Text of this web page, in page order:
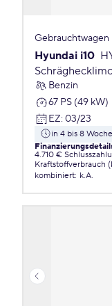
Gebrauchtwagen
Hyundai i10
Benzin
67 PS (49 kW)
EZ: 03/23
in 4 bis 8
4.710 €
Kraftstoffverbrauch
kombiniert: k.A.